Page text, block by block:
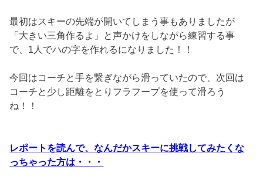
最初はスキーの先端が開いてしまう事もありましたが
「大きい三角作るよ」と声かけをしながら練習する事
で、1人でハの字を作れるになりました！！
今回はコーチと手を繋ぎながら滑っていたので、次回は
コーチと少し距離をとりフラフープを使って滑ろう
ね！！
レポートを読んで、なんだかスキーに挑戦してみたくな
っちゃった方は・・・